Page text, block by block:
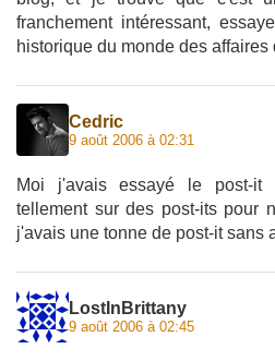
franchement intéressant,
historique du monde des
Cedric
9 août 2006 à 02:31
Moi j'avais essayé le post-it
tellement sur des post-its pour
j'avais une tonne de post-it sans
LostInBrittany
9 août 2006 à 02:45